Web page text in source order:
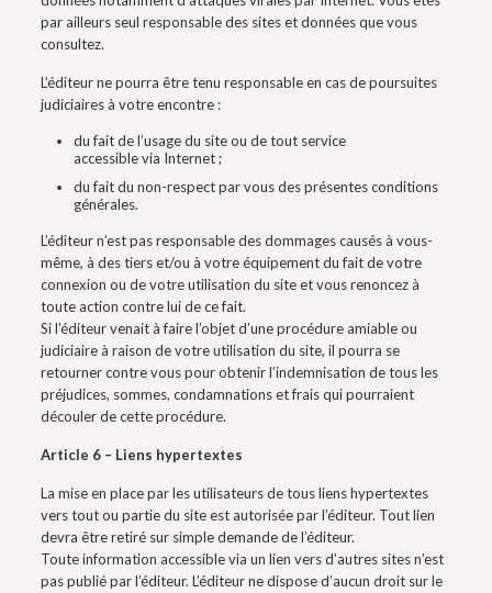
par ailleurs seul responsable des sites et données que vous
consultez.
L’éditeur ne pourra être tenu responsable en cas de poursuites
judiciaires à votre encontre :
du fait de l’usage du site ou de tout service
accessible via Internet ;
du fait du non-respect par vous des présentes conditions
générales.
L’éditeur n’est pas responsable des dommages causés à vous-
même, à des tiers et/ou à votre équipement du fait de votre
connexion ou de votre utilisation du site et vous renoncez à
toute action contre lui de ce fait.
Si l’éditeur venait à faire l’objet d’une procédure amiable ou
judiciaire à raison de votre utilisation du site, il pourra se
retourner contre vous pour obtenir l’indemnisation de tous les
préjudices, sommes, condamnations et frais qui pourraient
découler de cette procédure.
Article 6 – Liens hypertextes
La mise en place par les utilisateurs de tous liens hypertextes
vers tout ou partie du site est autorisée par l’éditeur. Tout lien
devra être retiré sur simple demande de l’éditeur.
Toute information accessible via un lien vers d’autres sites n’est
pas publié par l’éditeur. L’éditeur ne dispose d’aucun droit sur le